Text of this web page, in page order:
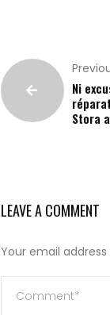
Ni
Stora
LEAVE A COMMENT
Your email